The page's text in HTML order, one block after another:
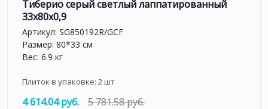
Тиберио серый светлый лаппатированный
33x80x0,9
Артикул: SG850192R/GCF
Размер: 80*33 см
Вес: 6.9 кг
Плиток в упаковке: 2шт
4 614.04 руб. 5 781.58 руб.